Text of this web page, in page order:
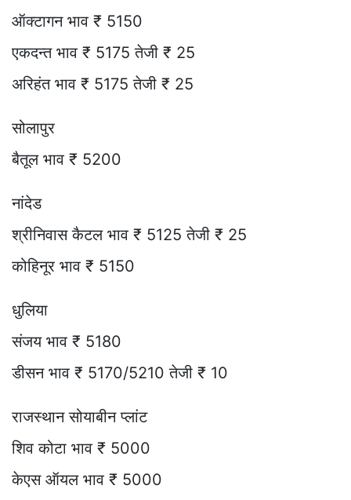
ऑक्टागन भाव ₹ 5150
एकदन्त भाव ₹ 5175 तेजी ₹ 25
अरिहंत भाव ₹ 5175 तेजी ₹ 25
सोलापुर
बैतूल भाव ₹ 5200
नांदेड
श्रीनिवास कैटल भाव ₹ 5125 तेजी ₹ 25
कोहिनूर भाव ₹ 5150
धुलिया
संजय भाव ₹ 5180
डीसन भाव ₹ 5170/5210 तेजी ₹ 10
राजस्थान सोयाबीन प्लांट
शिव कोटा भाव ₹ 5000
केएस ऑयल भाव ₹ 5000